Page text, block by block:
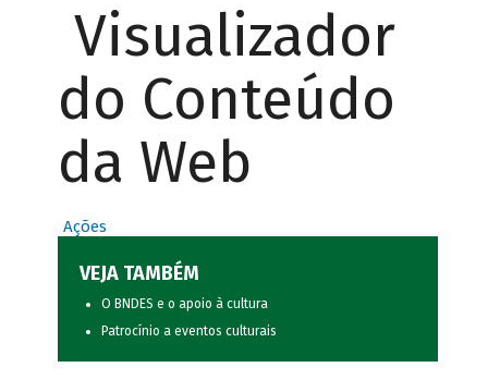
Visualizador
do Conteúdo
da Web
Ações
VEJA TAMBÉM
O BNDES e o apoio à cultura
Patrocínio a eventos culturais